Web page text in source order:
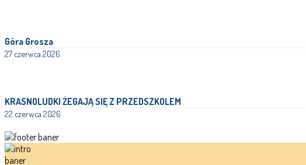
Góra Grosza
27 czerwca 2026
KRASNOLUDKI ŻEGAJĄ SIĘ Z PRZEDSZKOLEM
22 czerwca 2026